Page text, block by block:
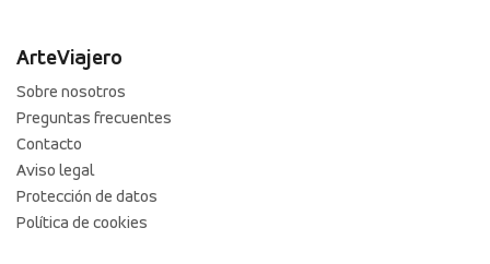
ArteViajero
Sobre nosotros
Preguntas frecuentes
Contacto
Aviso legal
Protección de datos
Política de cookies